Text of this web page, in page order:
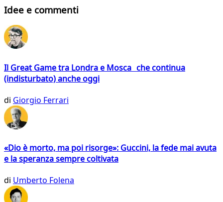
Idee e commenti
Il Great Game tra Londra e Mosca che continua
(indisturbato) anche oggi
di Giorgio Ferrari
«Dio è morto, ma poi risorge»: Guccini, la fede mai avuta
e la speranza sempre coltivata
di Umberto Folena